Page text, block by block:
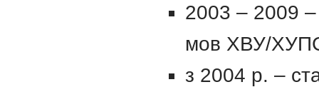
2003 – 2009
мов ХВУ/
з 2004 р. –